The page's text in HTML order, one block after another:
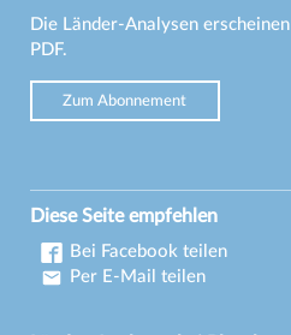
Die Länder-Analysen
PDF.
Zum Abonnement
Diese Seite empfehlen
Bei Facebook teilen
Per E-Mail teilen